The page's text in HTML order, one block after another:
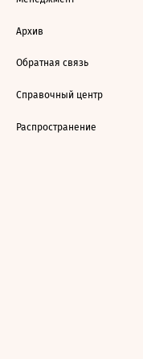
Архив
Обратная связь
Справочный центр
Распространение